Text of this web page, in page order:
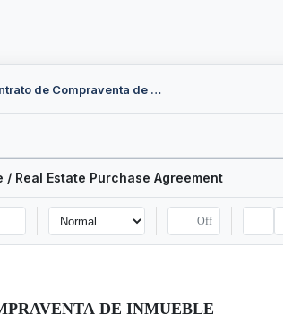
Contrato de Compraventa de Inmueble / Real Estate Purchase Agreement
Real Estate Purchase Agreement
Off
DE INMUEBLE